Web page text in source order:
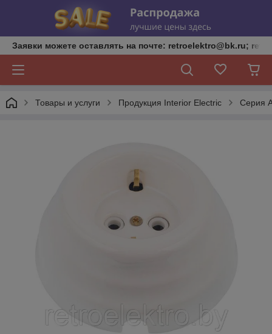
Заявки можете оставлять на почте: retroelektro@bk.ru;
Товары и услуги Продукция Interior Electric Серия